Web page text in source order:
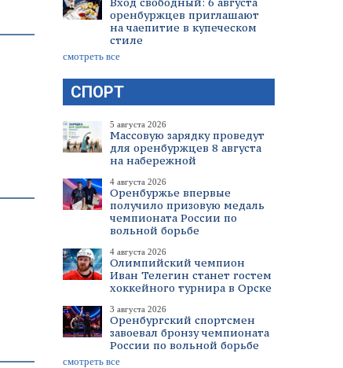
оренбуржцев приглашают
на чаепитие в купеческом
стиле
смотреть все
СПОРТ
5 августа 2026
Массовую зарядку проведут
для оренбуржцев 8 августа
на набережной
4 августа 2026
Оренбуржье впервые
получило призовую медаль
чемпионата России по
вольной борьбе
4 августа 2026
Олимпийский чемпион
Иван Телегин станет гостем
хоккейного турнира в Орске
3 августа 2026
Оренбургский спортсмен
завоевал бронзу чемпионата
России по вольной борьбе
смотреть все